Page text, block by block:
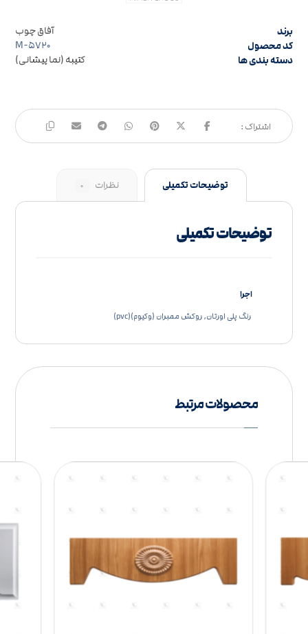
برند آفاق چوب
کد محصول M-۵۷۲۰
دسته بندی ها کتیبه (نما پیشانی)
توضیحات تکمیلی نظرات ۰
توضیحات تکمیلی
اجرا
رنگ پلی اورتان, روکش ممبران (وکیوم)(pvc)
محصولات مرتبط